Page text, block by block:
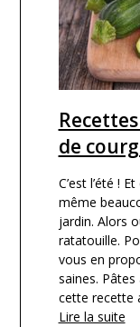
de
C’est l’été !
même
jardin. Alors
ratatouille.
vous en
saines.
cette recette
Lire la suite